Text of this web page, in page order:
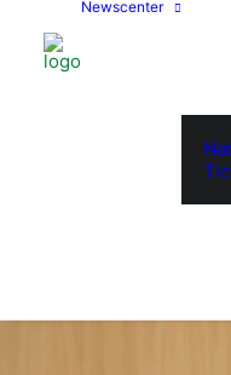
Newscenter